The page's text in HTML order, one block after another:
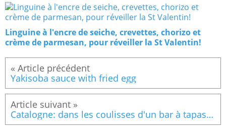
Linguine à l'encre de seiche, crevettes, chorizo et
crème de parmesan, pour réveiller la St Valentin!
Yakisoba sauce with fried egg
Catalogne: dans les coulisses d'un bar à tapas Tortosa #1- La tortilla con patatas